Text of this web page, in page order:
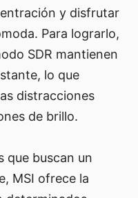
y disfrutar
Para lograrlo,
SDR mantienen
lo que
distracciones
de brillo.
que buscan un
MSI ofrece la